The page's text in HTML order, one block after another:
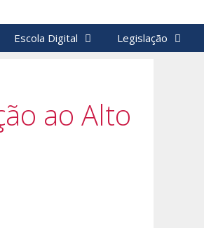
Escola Digital Legislação
ao Alto